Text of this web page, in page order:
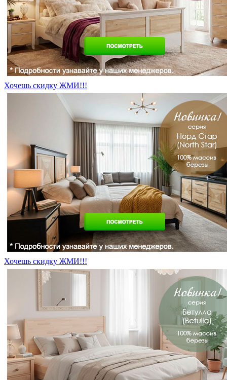
Хочешь скидку ЖМИ!!!
Хочешь скидку ЖМИ!!!